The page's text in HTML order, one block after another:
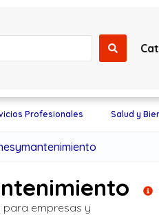
Profesionales Salud y
para empresas y